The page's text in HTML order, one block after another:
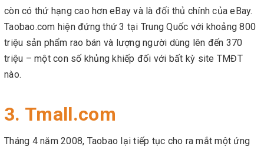
còn có thứ hạng cao hơn eBay và là đối thủ chính của eBay.
Taobao.com hiện đứng thứ 3 tại Trung Quốc với khoảng 800
triệu sản phẩm rao bán và lượng người dùng lên đến 370
triệu – một con số khủng khiếp đối với bất kỳ site TMĐT
nào.
3. Tmall.com
Tháng 4 năm 2008, Taobao lại tiếp tục cho ra mắt một ứng